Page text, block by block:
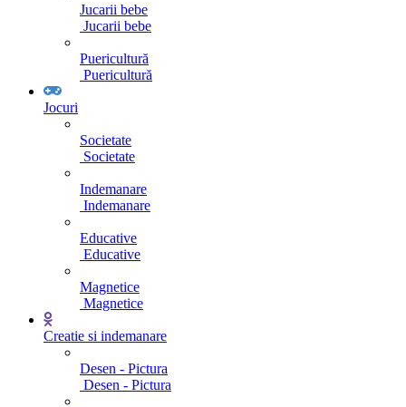
Jucarii bebe
Jucarii bebe
Puericultură
Puericultură
Jocuri
Societate
Societate
Indemanare
Indemanare
Educative
Educative
Magnetice
Magnetice
Creatie si indemanare
Desen - Pictura
Desen - Pictura